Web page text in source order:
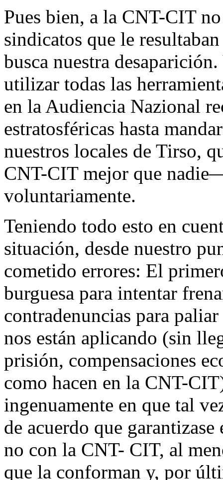
Pues bien, a la CNT-CIT
sindicatos que le
busca nuestra
utilizar todas las
en la Audiencia Nazional
estratosféricas hasta
nuestros locales de Tirso,
CNT-CIT mejor que
voluntariamente.
Teniendo todo esto en
situación, desde nuestro
cometido errores: El
burguesa para intentar
contradenuncias para
nos están aplicando (sin
prisión, compensaciones
como hacen en la CNT-
ingenuamente en que tal
de acuerdo que
no con la CNT- CIT, al
que la conforman y, por